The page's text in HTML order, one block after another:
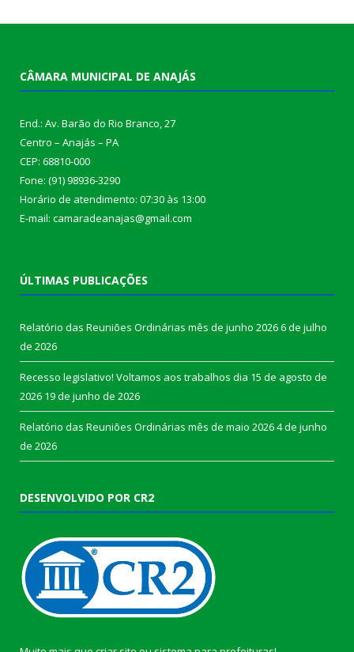
CÂMARA MUNICIPAL DE ANAJÁS
End.: Av. Barão do Rio Branco, 27
Centro – Anajás – PA
CEP: 68810-000
Fone: (91) 98936-3290
Horário de atendimento: 07:30 às 13:00
E-mail: camaradeanajas@gmail.com
ÚLTIMAS PUBLICAÇÕES
Relatório das Reuniões Ordinárias mês de junho 20266 de julho
de 2026
Recesso legislativo! Voltamos aos trabalhos dia 15 de agosto de
2026 19 de junho de 2026
Relatório das Reuniões Ordinárias mês de maio 20264 de junho
de 2026
DESENVOLVIDO POR CR2